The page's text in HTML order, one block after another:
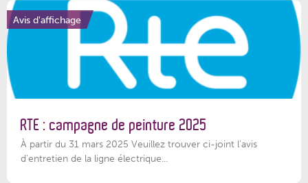
Avis d'affichage
RTE : campagne de peinture 2025
À partir du 31 mars 2025 Veuillez trouver ci-joint l'avis
d'entretien de la ligne électrique...